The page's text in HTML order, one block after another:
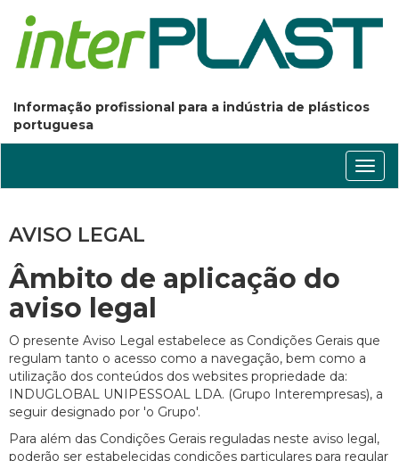
Informação profissional para a indústria de plásticos
portuguesa
AVISO LEGAL
Âmbito de aplicação do
aviso legal
O presente Aviso Legal estabelece as Condições Gerais que
regulam tanto o acesso como a navegação, bem como a
utilização dos conteúdos dos websites propriedade da:
INDUGLOBAL UNIPESSOAL LDA. (Grupo Interempresas), a
seguir designado por 'o Grupo'.
Para além das Condições Gerais reguladas neste aviso legal,
poderão ser estabelecidas condições particulares para regular